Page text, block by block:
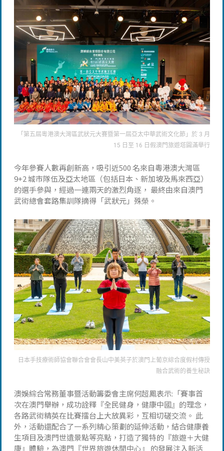
「第五屆粵港澳大灣區武狀元大賽暨第一屆亞太中華武術文化節」於 3 月
15 日至 16 日假澳門旅遊塔圓滿舉行
今年參賽人數再創新高，吸引近500 名來自粵港澳大灣區
9+2 城市隊伍及亞太地區（包括日本、新加坡及馬來西亞）
的選手參與，經過一連兩天的激烈角逐， 最終由來自澳門
武術總會套路集訓隊摘得「武狀元」殊榮。
日本手技療術師協會聯合會會長山中美英子於澳門上葡京綜合度假村傳授
融合武術的養生秘訣
澳娛綜合常務董事暨活動籌委會主席何超鳳表示:「賽事首
次在澳門舉辦，成功詮釋『全民健身，健康中國』的理念，
各路武術精英在比賽擂台上大放異彩，互相切磋交流。 此
外，活動還配合了一系列精心策劃的延伸活動，結合健康養
生項目及澳門世遺景點等亮點，打造了獨特的『旅遊＋大健
康』體驗，為澳門『世界旅遊休閒中心』 的發展注入新活